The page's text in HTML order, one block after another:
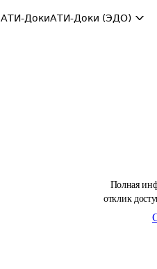
АТИ-ДокиАТИ-Доки (ЭДО)
Полная
отклик